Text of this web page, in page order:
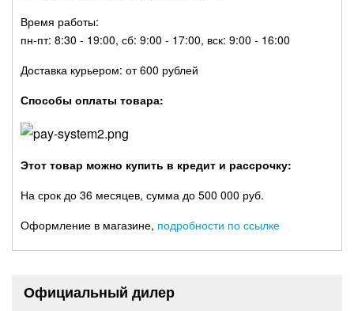
Время работы:
пн-пт: 8:30 - 19:00, сб: 9:00 - 17:00, вск: 9:00 - 16:00
Доставка курьером: от 600 рублей
Способы оплаты товара:
Этот товар можно купить в кредит и рассрочку:
На срок до 36 месяцев, сумма до 500 000 руб.
Оформление в магазине, подробности по ссылке
Официальный дилер